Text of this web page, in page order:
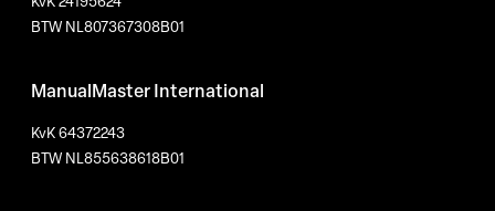
BTW NL807367308B01
ManualMaster International
KvK 64372243
BTW NL855638618B01